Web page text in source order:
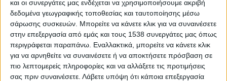
και οι συνεργάτες μας ενδέχεται να χρησιμοποιήσουμε ακριβή
δεδομένα γεωγραφικής τοποθεσίας και ταυτοποίησης μέσω
σάρωσης συσκευών. Μπορείτε να κάνετε κλικ για να συναινέσετε
στην επεξεργασία από εμάς και τους 1538 συνεργάτες μας όπως
περιγράφεται παραπάνω. Εναλλακτικά, μπορείτε να κάνετε κλικ
για να αρνηθείτε να συναινέσετε ή να αποκτήσετε πρόσβαση σε
πιο λεπτομερείς πληροφορίες και να αλλάξετε τις προτιμήσεις
σας πριν συναινέσετε. Λάβετε υπόψη ότι κάποια επεξεργασία
Βιομηχανία Ζυμαρικών ΗΛΙΟΣ: Αναδείχθηκε Caterer’s
Supplier of the Year 2026 στα Catering Awards
Καύσωνας: Πρακτικές Συμβουλές